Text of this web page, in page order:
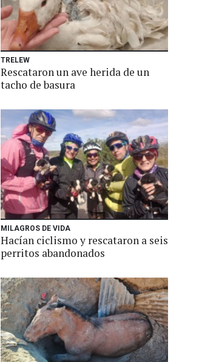
TRELEW
Rescataron un ave herida de un
tacho de basura
MILAGROS DE VIDA
Hacían ciclismo y rescataron a seis
perritos abandonados